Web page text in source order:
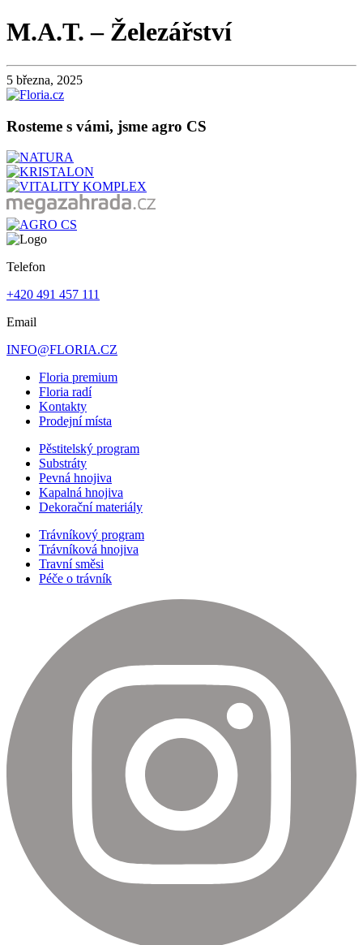
M.A.T. – Železářství
5 března, 2025
Rosteme s vámi, jsme agro CS
Telefon
+420 491 457 111
Email
INFO@FLORIA.CZ
Floria premium
Floria radí
Kontakty
Prodejní místa
Pěstitelský program
Substráty
Pevná hnojiva
Kapalná hnojiva
Dekorační materiály
Trávníkový program
Trávníková hnojiva
Travní směsi
Péče o trávník